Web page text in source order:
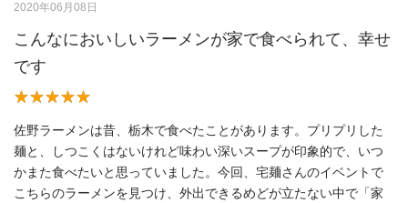
2020年06月08日
こんなにおいしいラーメンが家で食べられて、幸せ
です
佐野ラーメンは昔、栃木で食べたことがあります。プリプリした
麺と、しつこくはないけれど味わい深いスープが印象的で、いつ
かまた食べたいと思っていました。今回、宅麺さんのイベントで
こちらのラーメンを見つけ、外出できるめどが立たない中で「家